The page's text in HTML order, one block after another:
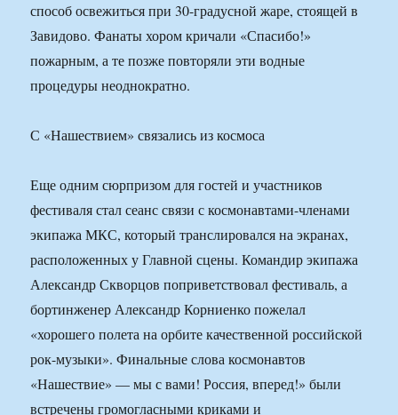
способ освежиться при 30-градусной жаре, стоящей в
Завидово. Фанаты хором кричали «Спасибо!»
пожарным, а те позже повторяли эти водные
процедуры неоднократно.
С «Нашествием» связались из космоса
Еще одним сюрпризом для гостей и участников
фестиваля стал сеанс связи с космонавтами-членами
экипажа МКС, который транслировался на экранах,
расположенных у Главной сцены. Командир экипажа
Александр Скворцов поприветствовал фестиваль, а
бортинженер Александр Корниенко пожелал
«хорошего полета на орбите качественной российской
рок-музыки». Финальные слова космонавтов
«Нашествие» — мы с вами! Россия, вперед!» были
встречены громогласными криками и